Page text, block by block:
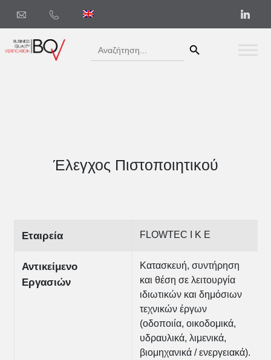
Search
for:
Έλεγχος Πιστοποιητικού
Εταιρεία FLOWTEC Ι Κ Ε
Αντικείμενο
Εργασιών
Κατασκευή, συντήρηση
και θέση σε λειτουργία
ιδιωτικών και δημόσιων
τεχνικών έργων
(οδοποιία, οικοδομικά,
υδραυλικά, λιμενικά,
βιομηχανικά / ενεργειακά).